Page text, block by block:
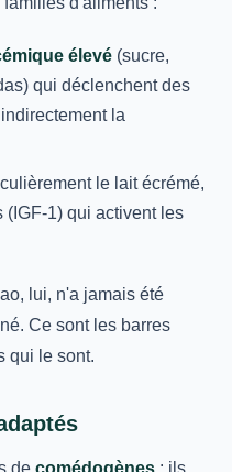
élevé (sucre,
qui déclenchent des
la
le lait écrémé,
(IGF-1) qui activent les
lui, n'a jamais été
Ce sont les barres
qui le sont.
de comédogènes : ils